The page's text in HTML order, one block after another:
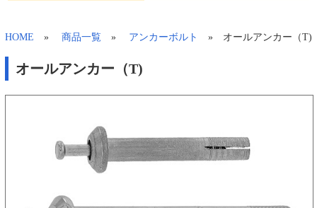
HOME » 商品一覧» アンカーボルト » オールアンカー（T)
オールアンカー（T)